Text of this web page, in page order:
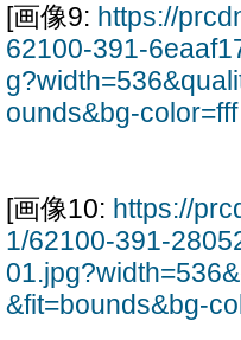
[画像9: https://
62100-391-
ounds&bg-color=fff
[画像10: https://
1/62100-391-
&fit=bounds&bg-